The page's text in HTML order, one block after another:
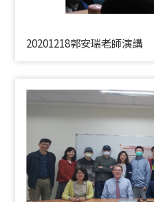
20201218郭安瑞老師演講